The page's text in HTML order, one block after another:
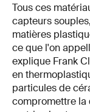
Tous ces
capteurs
matières
ce que l'on
explique Frank
en
particules de
compromettre la